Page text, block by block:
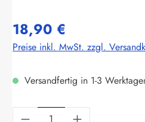
18,90 €
Preise inkl. MwSt. zzgl.
Versandfertig in 1-3
Produkt Anzahl: Gib